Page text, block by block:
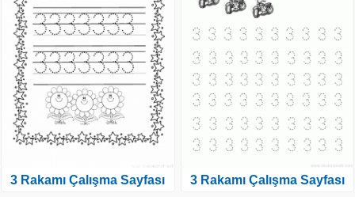
3 Rakamı Çalışma Sayfası 3 Rakamı Çalışma Sayfası